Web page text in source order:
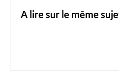
A lire sur le même